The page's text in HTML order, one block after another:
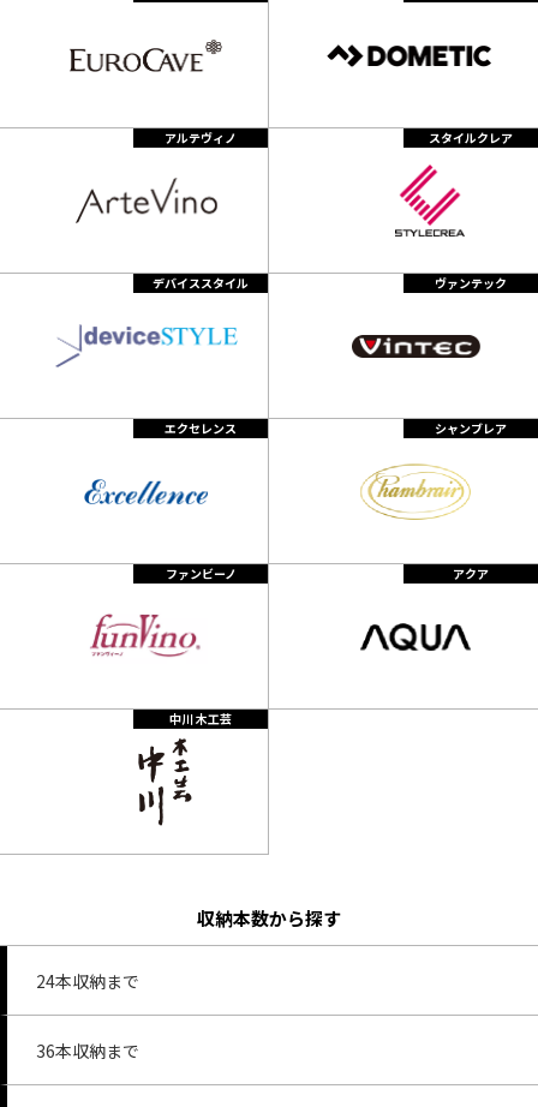
アルテヴィノ スタイルクレア
デバイススタイル ヴァンテック
エクセレンス シャンブレア
ファンビーノ アクア
中川 木工芸
収納本数から探す
24本収納まで
36本収納まで